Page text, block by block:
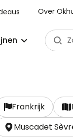
Over
Frankrijk
Muscadet